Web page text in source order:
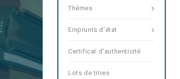
Thèmes
Emprunts d'état
Certificat d'authenticité
Lots de titres